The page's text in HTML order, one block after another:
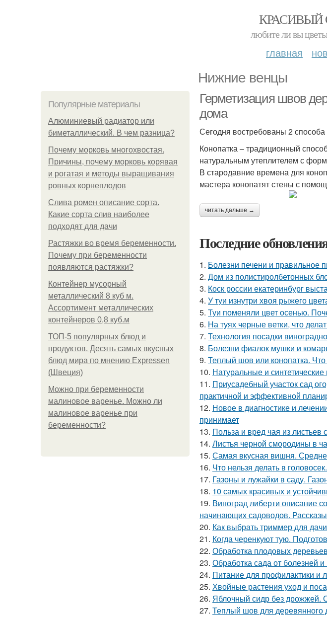
КРАСИВЫЙ
любите ли вы
главная
Нижние венцы
Популярные материалы
Алюминиевый радиатор или
биметаллический. В чем разница?
Почему морковь многохвостая.
Причины, почему морковь корявая
и рогатая и методы выращивания
ровных корнеплодов
Слива ромен описание сорта.
Какие сорта слив наиболее
подходят для дачи
Растяжки во время беременности.
Почему при беременности
появляются растяжки?
Контейнер мусорный
металлический 8 куб м.
Ассортимент металлических
контейнеров 0,8 куб.м
ТОП-5 популярных блюд и
продуктов. Десять самых вкусных
блюд мира по мнению Expressen
(Швеция)
Можно при беременности
малиновое варенье. Можно ли
малиновое варенье при
беременности?
Герметизация швов
дома
Сегодня востребованы 2
Конопатка – традиционный
натуральным утеплителем с
В стародавние времена для
мастера конопатят стены с
читать дальше →
Последние
1. Болезни печени и правильное
2. Дом из полистиролбетонных
3. Коск россии екатеринбург
4. У туи изнутри хвоя рыжего
5. Туи поменяли цвет осенью.
6. На туях черные ветки, что
7. Технология посадки
8. Болезни фиалок мушки и
9. Теплый шов или конопатка.
10. Натуральные и
11. Приусадебный участок сад
практичной и эффективной
12. Новое в диагностике и
принимает
13. Польза и вред чая из
14. Листья черной смородины в
15. Самая вкусная вишня.
16. Что нельзя делать в
17. Газоны и лужайки в саду.
18. 10 самых красивых и
19. Виноград либерти описание
начинающих садоводов.
20. Как выбрать триммер для
21. Когда черенкуют тую.
22. Обработка плодовых
23. Обработка сада от болезней
24. Питание для профилактики и
25. Хвойные растения уход и
26. Яблочный сидр без дрожжей.
27. Теплый шов для деревянного